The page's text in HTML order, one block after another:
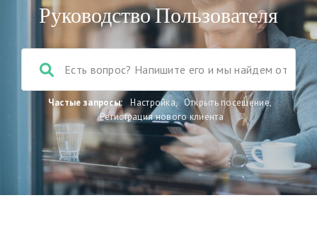
Руководство Пользователя
Частые запросы: Настройка, Открыть посещение,
Регистрация нового клиента